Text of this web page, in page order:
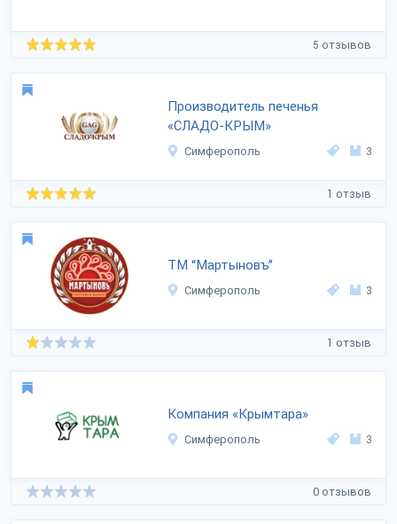
5 отзывов
Производитель печенья
«СЛАДО-КРЫМ»
Симферополь 3
1 отзыв
ТМ “Мартыновъ”
Симферополь 3
1 отзыв
Компания «Крымтара»
Симферополь 3
0 отзывов